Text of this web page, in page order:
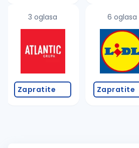
3 oglasa
Zapratite
6 oglasa
Zapratite